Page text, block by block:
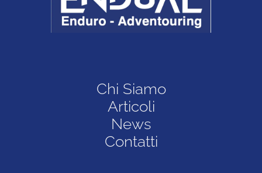
Chi Siamo
Articoli
News
Contatti